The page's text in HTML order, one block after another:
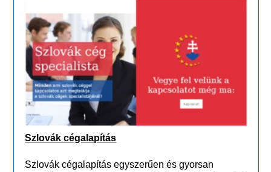
Szlovák cégalapítás
Szlovák cégalapítás egyszerűen és gyorsan